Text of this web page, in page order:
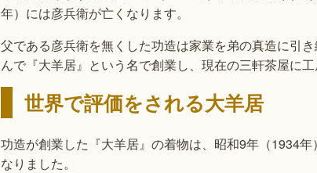
年）には彦兵衛が亡くなります。
父である彦兵衛を無くした功造は家業を弟の真造に引
んで『大羊居』という名で創業し、現在の三軒茶屋に工
世界で評価をされる大羊居
功造が創業した『大羊居』の着物は、昭和9年（1934
なりました。